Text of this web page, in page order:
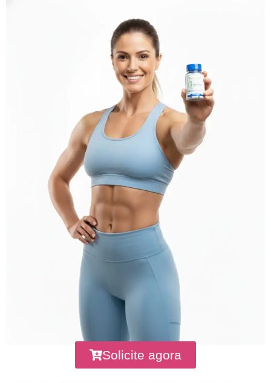
Solicite agora